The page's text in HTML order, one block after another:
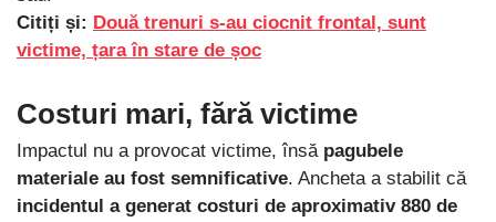
Citiți și: Două trenuri s-au ciocnit frontal, sunt
victime, țara în stare de șoc
Costuri mari, fără victime
Impactul nu a provocat victime, însă pagubele
materiale au fost semnificative. Ancheta a stabilit că
incidentul a generat costuri de aproximativ 880 de